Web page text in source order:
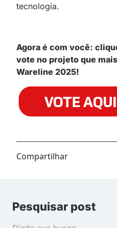
tecnologia.
Agora é com você:
vote no projeto que
Wareline 2025!
Compartilhar
Pesquisar post